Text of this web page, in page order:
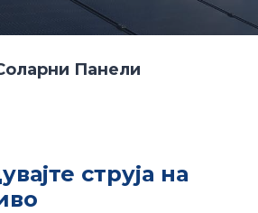
Панели
струја на